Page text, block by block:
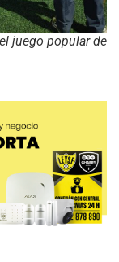
juego popular de